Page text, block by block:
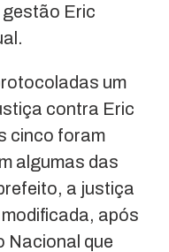
gestão Eric
um
contra Eric
cinco foram
algumas das
a justiça
após
Nacional que